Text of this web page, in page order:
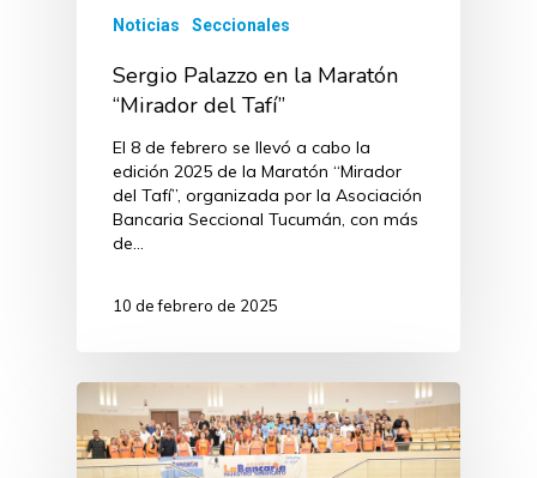
Noticias Seccionales
Sergio Palazzo en la Maratón
“Mirador del Tafí”
El 8 de febrero se llevó a cabo la
edición 2025 de la Maratón “Mirador
del Tafí”, organizada por la Asociación
Bancaria Seccional Tucumán, con más
de…
10 de febrero de 2025